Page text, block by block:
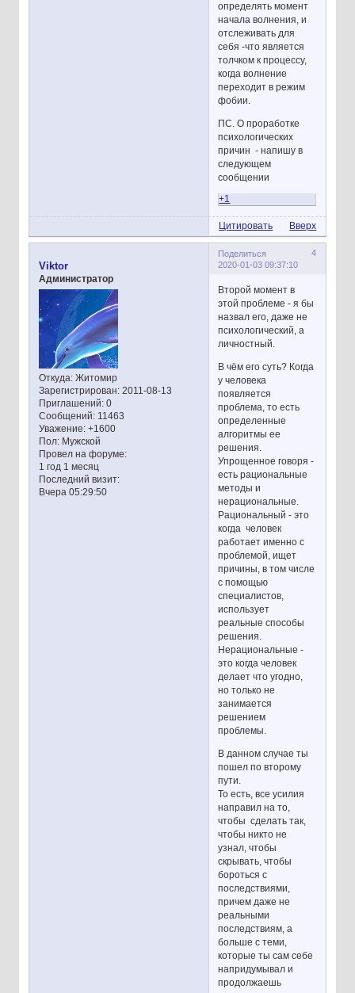
определять момент
начала волнения, и
отслеживать для
себя -что является
толчком к процессу,
когда волнение
переходит в режим
фобии.
ПС. О проработке
психологических
причин - напишу в
следующем
сообщении
+1
Цитировать Вверх
Поделиться
4
2020-01-03 09:37:10
Viktor
Администратор
Откуда:Житомир
Зарегистрирован: 2011-08-13
Приглашений:0
Сообщений:11463
Уважение: +1600
Пол:Мужской
Провел на форуме:
1 год 1 месяц
Последний визит:
Вчера 05:29:50
Второй момент в
этой проблеме - я бы
назвал его, даже не
психологический, а
личностный.
В чём его суть? Когда
у человека
появляется
проблема, то есть
определенные
алгоритмы ее
решения.
Упрощенное говоря -
есть рациональные
методы и
нерациональные.
Рациональный - это
когда человек
работает именно с
проблемой, ищет
причины, в том числе
с помощью
специалистов,
использует
реальные способы
решения.
Нерациональные -
это когда человек
делает что угодно,
но только не
занимается
решением
проблемы.
В данном случае ты
пошел по второму
пути.
То есть, все усилия
направил на то,
чтобы сделать так,
чтобы никто не
узнал, чтобы
скрывать, чтобы
бороться с
последствиями,
причем даже не
реальными
последствиям, а
больше с теми,
которые ты сам себе
напридумывал и
продолжаешь